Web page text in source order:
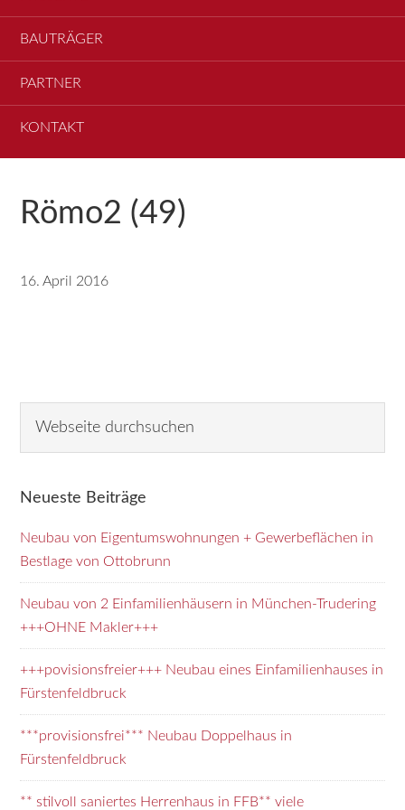
BAUTRÄGER
PARTNER
KONTAKT
Römo2 (49)
16. April 2016
Seitenspalte
durchsuchen
Neueste Beiträge
Neubau von Eigentumswohnungen + Gewerbeflächen in
Bestlage von Ottobrunn
Neubau von 2 Einfamilienhäusern in München-Trudering
+++OHNE Makler+++
+++povisionsfreier+++ Neubau eines Einfamilienhauses in
Fürstenfeldbruck
***provisionsfrei*** Neubau Doppelhaus in
Fürstenfeldbruck
** stilvoll saniertes Herrenhaus in FFB** viele